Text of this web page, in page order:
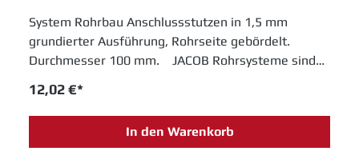
System Rohrbau Anschlussstutzen in 1,5 mm
grundierter Ausführung, Rohrseite gebördelt.
Durchmesser 100 mm. JACOB Rohrsysteme sind
Lösungen für das Schüttguthandling sowie
Entstaubungs- und Abluftanlagen. Einfache
Montage und innovative Entwicklungen sichern
12,02 €*
In den Warenkorb